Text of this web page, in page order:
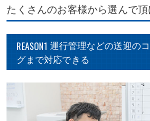
たくさんのお客様から選んで
REASON1 運行管理などの送迎の
グまで対応できる